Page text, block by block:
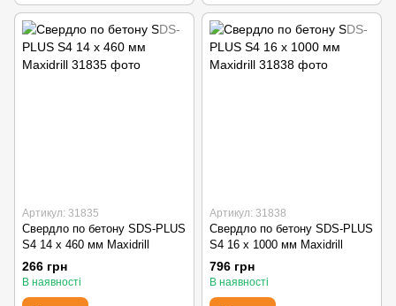
Артикул: 31835
Свердло по бетону SDS-PLUS
S4 14 х 460 мм Maxidrill
266 грн
В наявності
Артикул: 31838
Свердло по бетону SDS-PLUS
S4 16 х 1000 мм Maxidrill
796 грн
В наявності